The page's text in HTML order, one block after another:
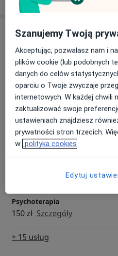
Usługi i ceny
Konsultacja psychologiczna
150 zł Szczegóły
Konsultacja psychologiczna
Szczegóły
Testy psychologiczne
150 zł Szczegóły
Szczegóły
Psychoterapia
150 zł Szczegóły
+ 15 usług
Szanujemy Twoją
Akceptując, pozwalasz nam i
plików cookie (lub podobnych
danych do celów
oparciu o Twoje zwyczaje
internetowych. W każdej chwili
zaktualizować swoje
ustawieniach znajdziesz
prywatności stron trzecich.
w polityka cookies
Edytuj